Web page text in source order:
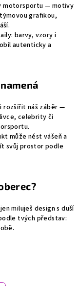
motorsportu — motivy
grafikou,
barvy, vzory i
autenticky a
rozšířit náš záběr —
celebrity či
může nést vášeň a
svůj prostor podle
miluješ design s duší
tvých představ: